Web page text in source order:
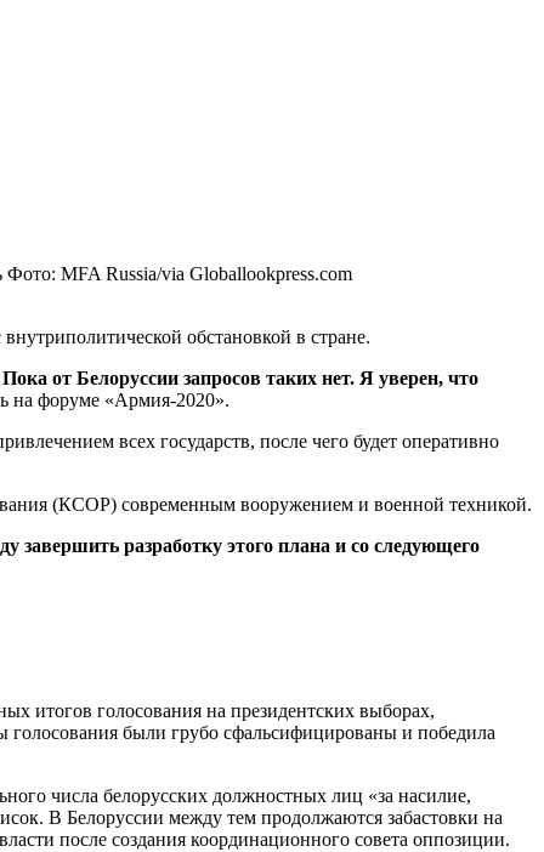
Фото: MFA Russia/via Globallookpress.com
обстановкой в стране.
от Белоруссии запросов таких нет. Я уверен, что
на форуме «Армия-2020».
всех государств, после чего будет оперативно
(КСОР) современным вооружением и военной техникой.
разработку этого плана и со следующего
итогов голосования на президентских выборах,
были грубо сфальсифицированы и победила
числа белорусских должностных лиц «за насилие,
В Белоруссии между тем продолжаются забастовки на
после создания координационного совета оппозиции.